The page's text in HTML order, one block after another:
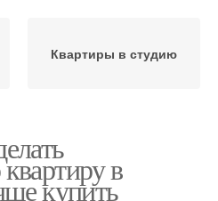
Квартиры в студию
в
купить